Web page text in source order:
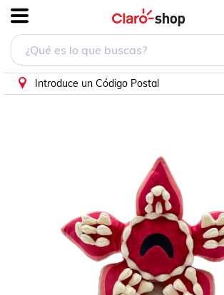
Introduce un Código Postal